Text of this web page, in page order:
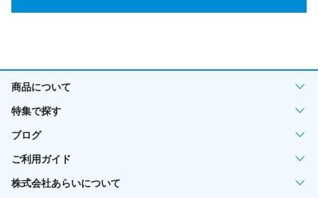
商品について
特集で探す
ブログ
ご利用ガイド
株式会社あらいについて